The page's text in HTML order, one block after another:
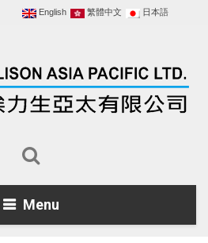
日本語
繁體中文
English
Menu